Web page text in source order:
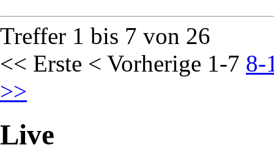
Treffer 1 bis 7 von 26
<< Erste < Vorherige 1-7 8-
>>
Live